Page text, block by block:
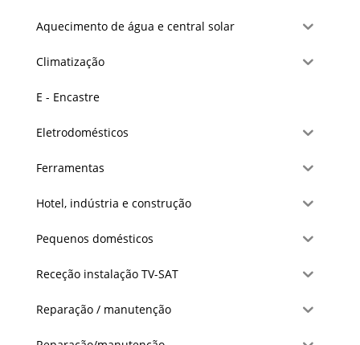
Aquecimento de água e central solar
Climatização
E - Encastre
Eletrodomésticos
Ferramentas
Hotel, indústria e construção
Pequenos domésticos
Receção instalação TV-SAT
Reparação / manutenção